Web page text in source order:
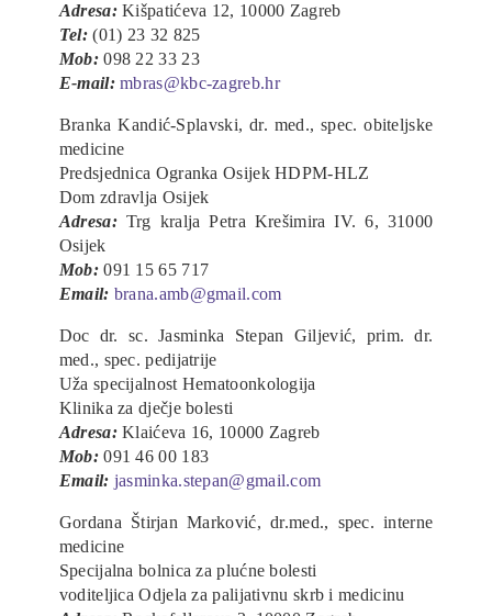
Adresa: Kišpatićeva 12, 10000 Zagreb
Tel:(01) 23 32 825
Mob: 098 22 33 23
E-mail: mbras@kbc-zagreb.hr
Branka Kandić-Splavski, dr. med., spec. obiteljske
medicine
Predsjednica Ogranka Osijek HDPM-HLZ
Dom zdravlja Osijek
Adresa:Trg kralja Petra Krešimira IV. 6, 31000
Osijek
Mob:091 15 65 717
Email: brana.amb@gmail.com
Doc dr. sc. Jasminka Stepan Giljević, prim. dr.
med., spec. pedijatrije
Uža specijalnost Hematoonkologija
Klinika za dječje bolesti
Adresa:Klaićeva 16, 10000 Zagreb
Mob:091 46 00 183
Email: jasminka.stepan@gmail.com
Gordana Štirjan Marković, dr.med., spec. interne
medicine
Specijalna bolnica za plućne bolesti
voditeljica Odjela za palijativnu skrb i medicinu